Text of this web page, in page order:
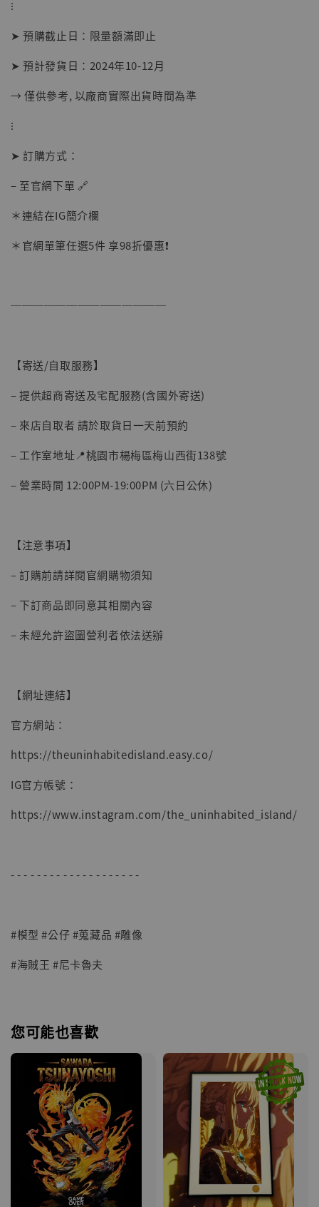
NT$ 1,500
子彈飛 鵝城縣長 張麻子 [BK01]
⁝
➤ 預購截止日：限量額滿即止
➤ 預計發貨日：2024年10-12月
→ 僅供參考, 以廠商實際出貨時間為準
⁝
➤ 訂購方式：
– 至官網下單 🔗
＊連結在IG簡介欄
＊官網單筆任選5件 享98折優惠❗️
──────────────
【寄送/自取服務】
– 提供超商寄送及宅配服務(含國外寄送)
– 來店自取者 請於取貨日一天前預約
– 工作室地址📍桃園市楊梅區梅山西街138號
– 營業時間 12:00PM-19:00PM (六日公休)
【注意事項】
– 訂購前請詳閱官網購物須知
– 下訂商品即同意其相關內容
– 未經允許盜圖營利者依法送辦
【網址連結】
官方網站：
https://theuninhabitedisland.easy.co/
IG官方帳號：
https://www.instagram.com/the_uninhabited_island/
- - - - - - - - - - - - - - - - - - - -
#模型 #公仔 #蒐藏品 #雕像
#海賊王 #尼卡魯夫
您可能也喜歡